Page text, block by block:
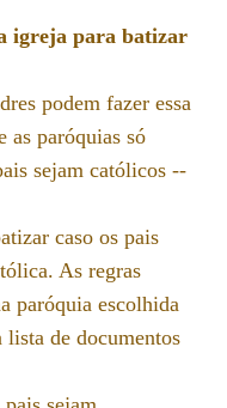
igreja para batizar
podem fazer essa
as paróquias só
sejam católicos --
caso os pais
As regras
paróquia escolhida
de documentos